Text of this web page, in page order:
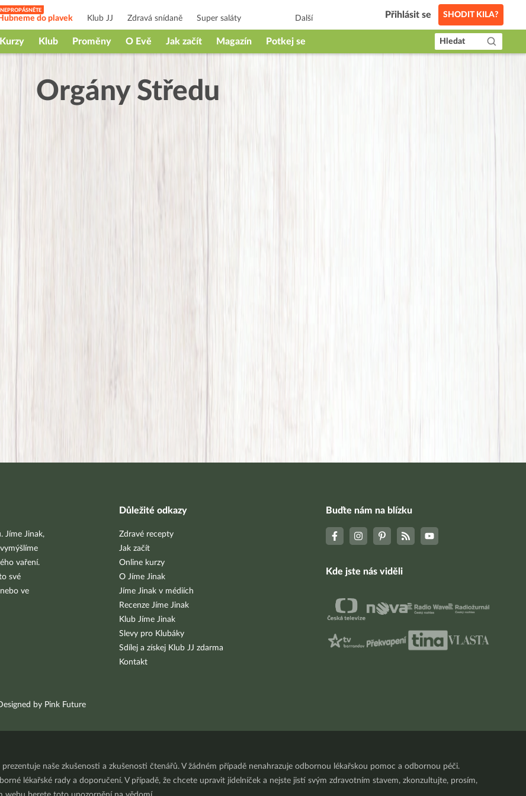
Hubneme do plavek Klub JJ Zdravá snídaně Super saláty Další Přihlásit se SHODIT KILA?
Kurzy Klub Proměny O Evě Jak začít Magazín Potkej se Hledat
Orgány Středu
Jíme Jinak,
vaření.
své
ve
Důležité odkazy
Zdravé recepty
Jak začít
Online kurzy
O Jíme Jinak
Jíme Jinak v médiích
Recenze Jíme Jinak
Klub Jíme Jinak
Slevy pro Klubáky
Sdílej a získej Klub JJ zdarma
Kontakt
Buďte nám na blízku
Kde jste nás viděli
by Pink Future
naše zkušenosti a zkušenosti čtenářů. V žádném případě nenahrazuje odbornou lékařskou pomoc a odbornou péči.
lékařské rady a doporučení. V případě, že chcete upravit jídelníček a nejste jistí svým zdravotním stavem, zkonzultujte, prosím,